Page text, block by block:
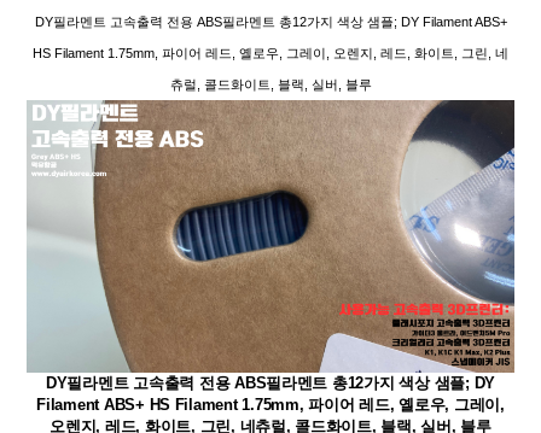
DY필라멘트 고속출력 전용 ABS필라멘트 총12가지 색상 샘플; DY Filament ABS+
HS Filament 1.75mm, 파이어 레드, 옐로우, 그레이, 오렌지, 레드, 화이트, 그린, 네
츄럴, 콜드화이트, 블랙, 실버, 블루
DY필라멘트 고속출력 전용 ABS필라멘트 총12가지 색상 샘플; DY
Filament ABS+ HS Filament 1.75mm, 파이어 레드, 옐로우, 그레이,
오렌지, 레드, 화이트, 그린, 네츄럴, 콜드화이트, 블랙, 실버, 블루